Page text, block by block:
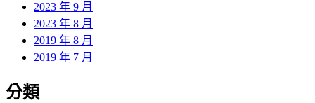
2023 年 9 月
2023 年 8 月
2019 年 8 月
2019 年 7 月
分類